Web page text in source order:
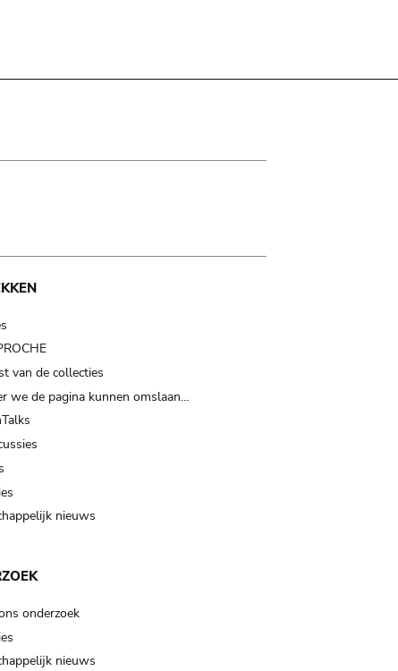
van de collecties
we de pagina kunnen omslaan…
nieuws
onderzoek
nieuws